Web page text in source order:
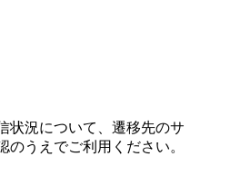
状況について、遷移先のサ
のうえでご利用ください。